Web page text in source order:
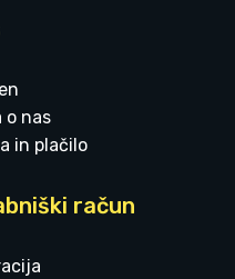
o nas
in plačilo
račun